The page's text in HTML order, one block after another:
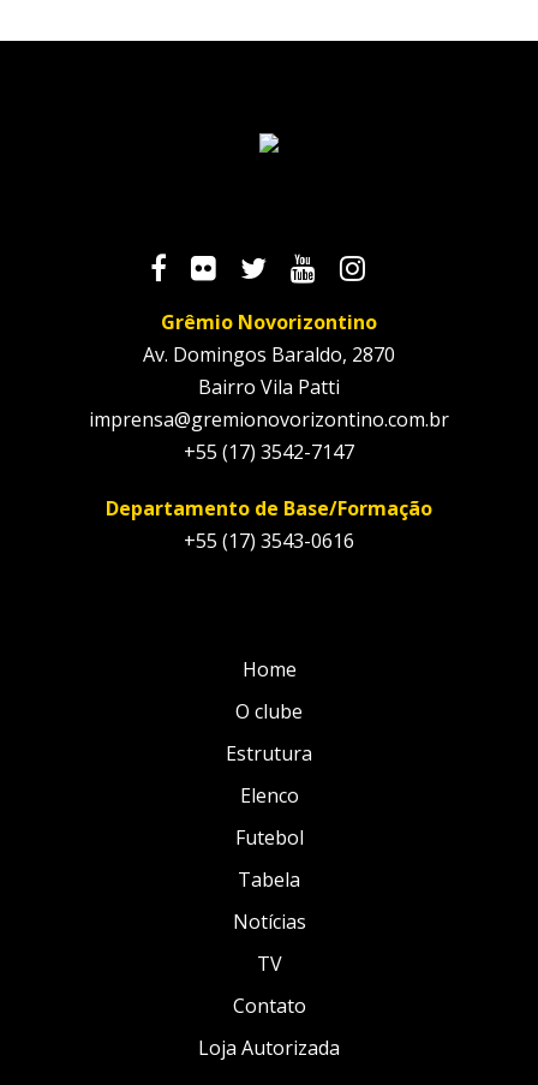
Grêmio Novorizontino
Av. Domingos Baraldo, 2870
Bairro Vila Patti
imprensa@gremionovorizontino.com.br
+55 (17) 3542-7147
Departamento de Base/Formação
+55 (17) 3543-0616
Home
O clube
Estrutura
Elenco
Futebol
Tabela
Notícias
TV
Contato
Loja Autorizada